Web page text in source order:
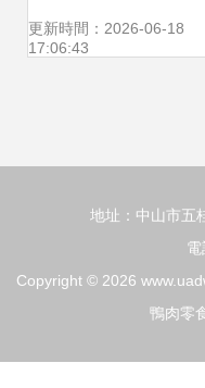
味
更新時間：2026-06-18
17:06:43
地址：中山市五
Copyright © 2026
鴨肉零